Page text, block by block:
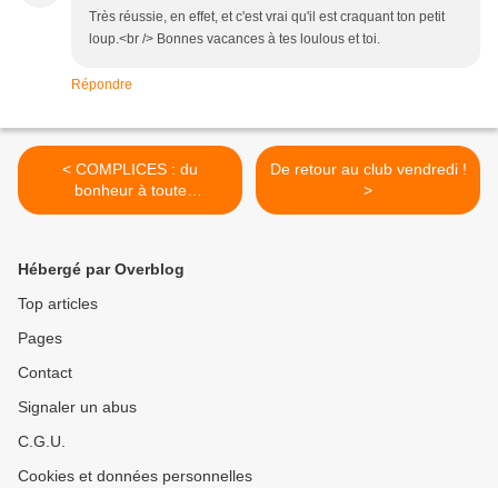
Très réussie, en effet, et c'est vrai qu'il est craquant ton petit
loup.<br /> Bonnes vacances à tes loulous et toi.
Répondre
< COMPLICES : du
bonheur à toute
heure...enfin...presque !!
De retour au club vendredi !
>
Hébergé par Overblog
Top articles
Pages
Contact
Signaler un abus
C.G.U.
Cookies et données personnelles